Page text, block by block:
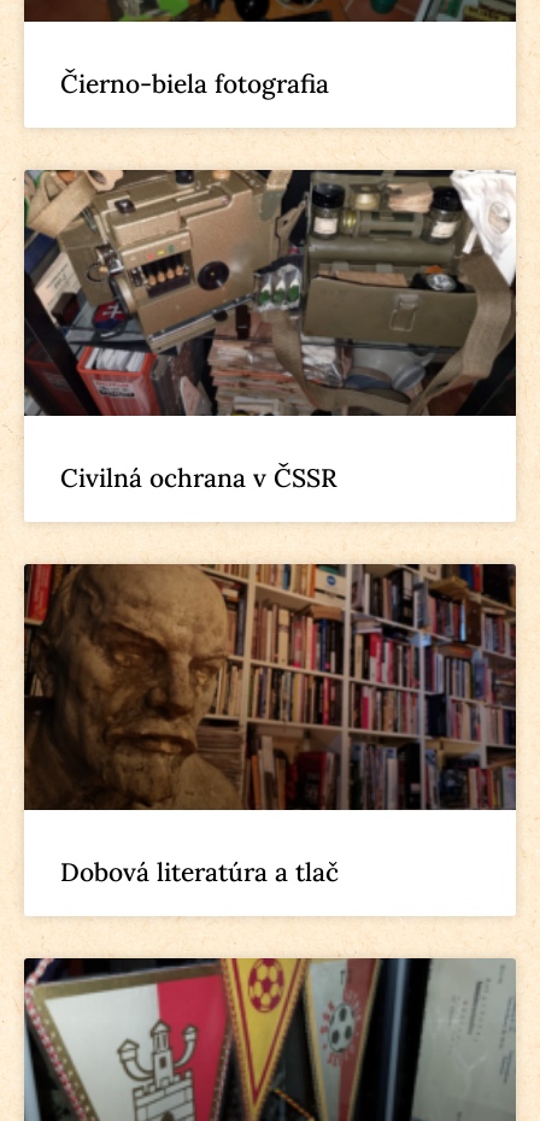
Čierno-biela fotografia
Civilná ochrana v ČSSR
Dobová literatúra a tlač